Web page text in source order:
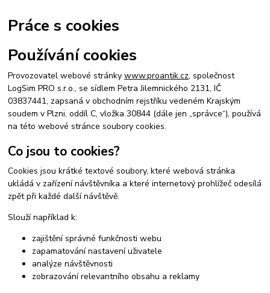
Práce s cookies
Používání cookies
Provozovatel webové stránkywww.proantik.cz, společnost
LogSim PRO s.r.o., se sídlem Petra Jilemnického 2131, IČ
03837441, zapsaná v obchodním rejstříku vedeném Krajským
soudem v Plzni, oddíl C, vložka 30844 (dále jen „správce“), používá
na této webové stránce soubory cookies.
Co jsou to cookies?
Cookies jsou krátké textové soubory, které webová stránka
ukládá v zařízení návštěvníka a které internetový prohlížeč odesílá
zpět při každé další návštěvě.
Slouží například k:
zajištění správné funkčnosti webu
zapamatování nastavení uživatele
analýze návštěvnosti
zobrazování relevantního obsahu a reklamy